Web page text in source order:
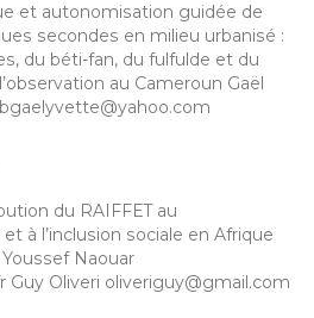
et autonomisation guidée de
secondes en milieu urbanisé :
du béti-fan, du fulfulde et du
au Cameroun Gaël
du RAIFFET au
à l’inclusion sociale en Afrique
Naouar
Guy Oliveri oliveriguy@gmail.com